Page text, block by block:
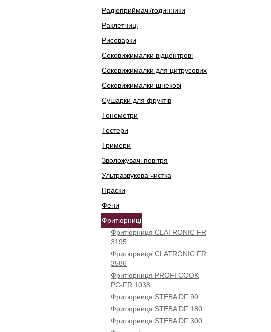
Радіоприймачі/годинники
Раклетниці
Рисоварки
Соковижималки відцентрові
Соковижималки для цитрусових
Соковижималки шнекові
Сушарки для фруктів
Тонометри
Тостери
Тримери
Зволожувачі повітря
Ультразвукова чистка
Праски
Фени
Фритюрниці
Фритюрниця CLATRONIC FR
3195
Фритюрниця CLATRONIC FR
3586
Фритюрниця PROFI COOK
PC-FR 1038
Фритюрниця STEBA DF 90
Фритюрниця STEBA DF 180
Фритюрниця STEBA DF 300